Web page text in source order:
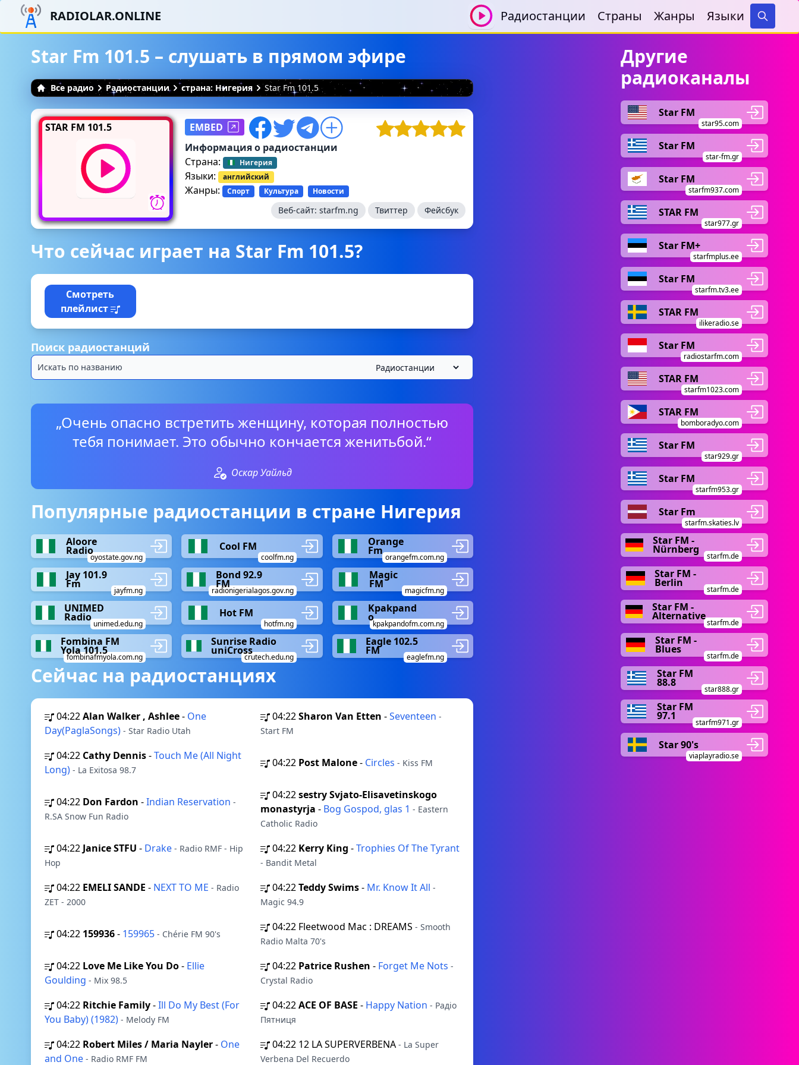
RADIOLAR.ONLINE Радиостанции Страны Жанры Языки
Search
Star Fm 101.5 – слушать в прямом эфире
Все радио Радиостанции страна: Нигерия Star Fm 101.5
STAR FM 101.5
EMBED
Информация о радиостанции
Страна:
Нигерия
Языки: английский
Жанры: Спорт Культура Новости
Веб-сайт: starfm.ng Твиттер Фейсбук
Что сейчас играет на Star Fm 101.5?
Смотреть
плейлист
Поиск радиостанций
„Очень опасно встретить женщину, которая полностью
тебя понимает. Это обычно кончается женитьбой.“
Оскар Уайльд
Популярные радиостанции в стране Нигерия
Aloore
Radio
oyostate.gov.ng
Cool FM
coolfm.ng
Orange
Fm
orangefm.com.ng
Jay 101.9
Fm
jayfm.ng
Bond 92.9
FM
radionigerialagos.gov.ng
Magic
FM
magicfm.ng
UNIMED
Radio
unimed.edu.ng
Hot FM
hotfm.ng
Kpakpand
o
kpakpandofm.com.ng
Fombina FM
Yola 101.5
fombinafmyola.com.ng
Sunrise Radio
uniCross
crutech.edu.ng
Eagle 102.5
FM
eaglefm.ng
Сейчас на радиостанциях
04:22Alan Walker , Ashlee- One
Day(PaglaSongs) - Star Radio Utah
04:22Sharon Van Etten -Seventeen -
Start FM
04:22 Cathy Dennis-Touch Me (All Night
Long) - La Exitosa 98.7
04:22 Post Malone- Circles - Kiss FM
04:22 Don Fardon -Indian Reservation -
R.SA Snow Fun Radio
04:22sestry Svjato-Elisavetinskogo
monastyrja - Bog Gospod, glas 1 - Eastern
Catholic Radio
04:22 Janice STFU - Drake - Radio RMF - Hip
Hop
04:22 Kerry King -Trophies Of The Tyrant
- Bandit Metal
04:22 EMELI SANDE - NEXT TO ME - Radio
ZET - 2000
04:22Teddy Swims- Mr. Know It All -
Magic 94.9
04:22 159936- 159965 - Chérie FM 90's
04:22 Fleetwood Mac : DREAMS - Smooth
Radio Malta 70's
04:22 Love Me Like You Do- Ellie
Goulding - Mix 98.5
04:22 Patrice Rushen - Forget Me Nots -
Crystal Radio
04:22 Ritchie Family-Ill Do My Best (For
You Baby) (1982) - Melody FM
04:22ACE OF BASE - Happy Nation - Радіо
Пятниця
04:22 Robert Miles / Maria Nayler- One
and One - Radio RMF FM
04:22 12 LA SUPERVERBENA - La Super
Verbena Del Recuerdo
Другие
радиоканалы
Star FM
star95.com
Star FM
star-fm.gr
Star FM
starfm937.com
STAR FM
star977.gr
Star FM+
starfmplus.ee
Star FM
starfm.tv3.ee
STAR FM
ilikeradio.se
Star FM
radiostarfm.com
STAR FM
starfm1023.com
STAR FM
bomboradyo.com
Star FM
star929.gr
Star FM
starfm953.gr
Star Fm
starfm.skaties.lv
Star FM -
Nürnberg
starfm.de
Star FM -
Berlin
starfm.de
Star FM -
Alternative
starfm.de
Star FM -
Blues
starfm.de
Star FM
88.8
star888.gr
Star FM
97.1
starfm971.gr
Star 90's
viaplayradio.se